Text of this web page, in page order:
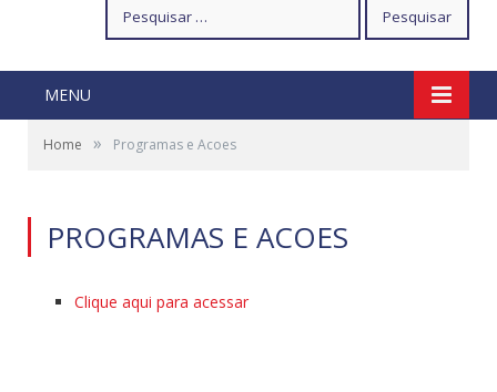
por:
MENU
Home » Programas e Acoes
PROGRAMAS E ACOES
Clique aqui para acessar